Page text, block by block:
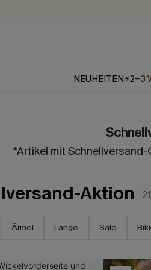
NEUHEITEN⚡2-3
*Artikel mit
Aktion
Ärmel Länge Sale